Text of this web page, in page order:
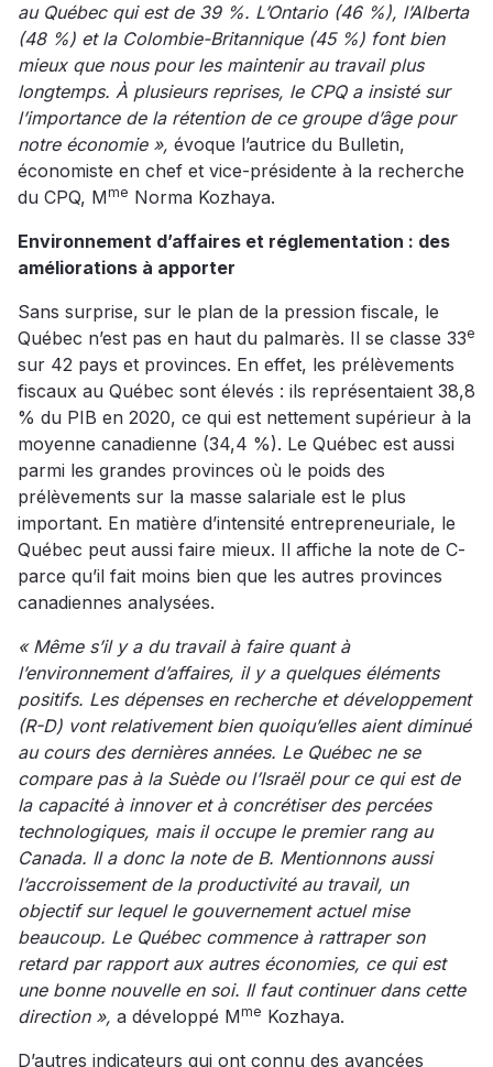
au Québec qui est de 39 %. L’Ontario (46 %), l’Alberta
(48 %) et la Colombie-Britannique (45 %) font bien
mieux que nous pour les maintenir au travail plus
longtemps. À plusieurs reprises, le CPQ a insisté sur
l’importance de la rétention de ce groupe d’âge pour
notre économie », évoque l’autrice du Bulletin,
économiste en chef et vice-présidente à la recherche
du CPQ, Mme Norma Kozhaya.
Environnement d’affaires et réglementation : des
améliorations à apporter
Sans surprise, sur le plan de la pression fiscale, le
Québec n’est pas en haut du palmarès. Il se classe 33e
sur 42 pays et provinces. En effet, les prélèvements
fiscaux au Québec sont élevés : ils représentaient 38,8
% du PIB en 2020, ce qui est nettement supérieur à la
moyenne canadienne (34,4 %). Le Québec est aussi
parmi les grandes provinces où le poids des
prélèvements sur la masse salariale est le plus
important. En matière d’intensité entrepreneuriale, le
Québec peut aussi faire mieux. Il affiche la note de C-
parce qu’il fait moins bien que les autres provinces
canadiennes analysées.
« Même s’il y a du travail à faire quant à
l’environnement d’affaires, il y a quelques éléments
positifs. Les dépenses en recherche et développement
(R-D) vont relativement bien quoiqu’elles aient diminué
au cours des dernières années. Le Québec ne se
compare pas à la Suède ou l’Israël pour ce qui est de
la capacité à innover et à concrétiser des percées
technologiques, mais il occupe le premier rang au
Canada. Il a donc la note de B. Mentionnons aussi
l’accroissement de la productivité au travail, un
objectif sur lequel le gouvernement actuel mise
beaucoup. Le Québec commence à rattraper son
retard par rapport aux autres économies, ce qui est
une bonne nouvelle en soi. Il faut continuer dans cette
direction », a développé Mme Kozhaya.
D’autres indicateurs qui ont connu des avancées